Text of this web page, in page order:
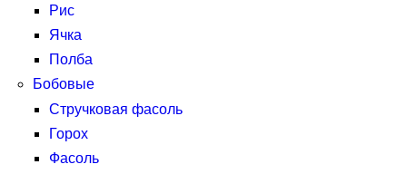
Рис
Ячка
Полба
Бобовые
Стручковая фасоль
Горох
Фасоль